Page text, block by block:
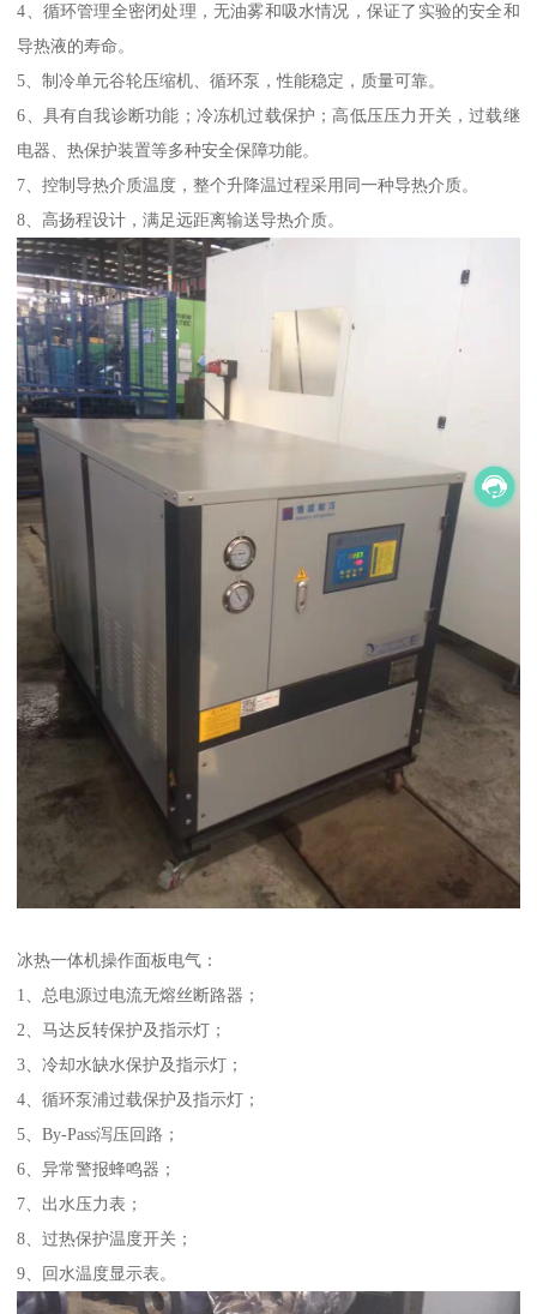
4、循环管理全密闭处理，无油雾和吸水情况，保证了实验的安全和
导热液的寿命。
5、制冷单元谷轮压缩机、循环泵，性能稳定，质量可靠。
6、具有自我诊断功能；冷冻机过载保护；高低压压力开关，过载继
电器、热保护装置等多种安全保障功能。
7、控制导热介质温度，整个升降温过程采用同一种导热介质。
8、高扬程设计，满足远距离输送导热介质。
冰热一体机操作面板电气：
1、总电源过电流无熔丝断路器；
2、马达反转保护及指示灯；
3、冷却水缺水保护及指示灯；
4、循环泵浦过载保护及指示灯；
5、By-Pass泻压回路；
6、异常警报蜂鸣器；
7、出水压力表；
8、过热保护温度开关；
9、回水温度显示表。